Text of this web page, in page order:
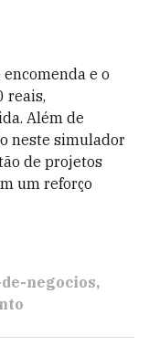
e o
reais,
Além de
neste simulador
de projetos
um reforço
negocios